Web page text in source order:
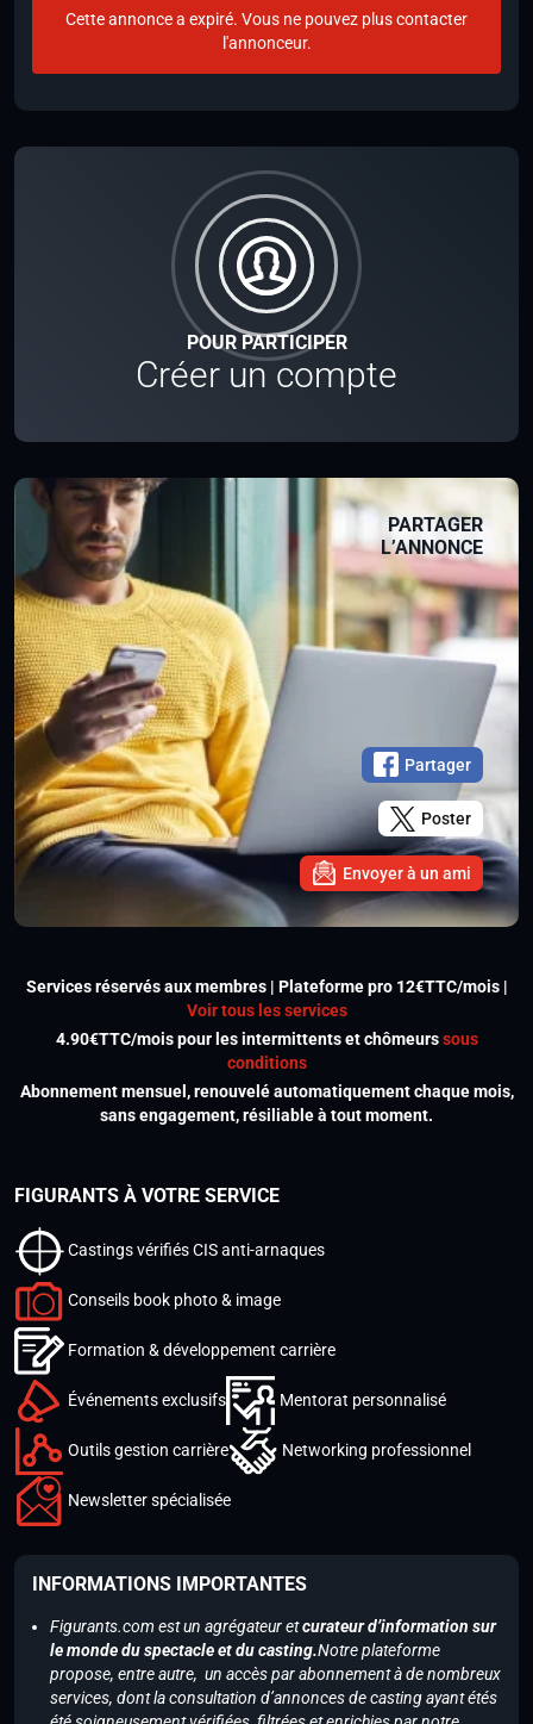
POUR PARTICIPER
Créer un compte
PARTAGER
L’ANNONCE
Partager
Poster
Envoyer à un ami
Cette annonce a expiré. Vous ne pouvez plus contacter
l'annonceur.
Services réservés aux membres | Plateforme pro 12€TTC/mois |
Voir tous les services
4.90€TTC/mois pour les intermittents et chômeurssous
conditions
Abonnement mensuel, renouvelé automatiquement chaque mois,
sans engagement, résiliable à tout moment.
FIGURANTS À VOTRE SERVICE
Castings vérifiés CIS anti-arnaques
Conseils book photo & image
Formation & développement carrière
Événements exclusifs Mentorat personnalisé
Outils gestion carrière Networking professionnel
Newsletter spécialisée
INFORMATIONS IMPORTANTES
Figurants.com est un agrégateur etcurateur d’information sur
le monde du spectacle et du casting.Notre plateforme
propose, entre autre, un accès par abonnement à de nombreux
services, dont la consultation d’annonces de casting ayant étés